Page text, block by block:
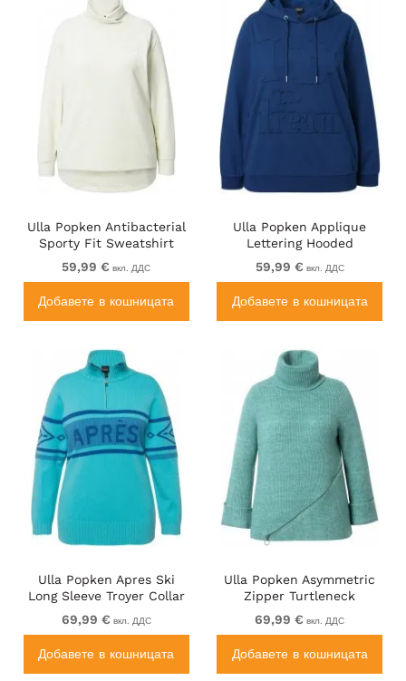
Ulla Popken Antibacterial
Sporty Fit Sweatshirt
Taupe
59,99 € вкл. ДДС
Добавете в кошницата
Ulla Popken Applique
Lettering Hooded
Sweatshirt Dark Blue
59,99 € вкл. ДДС
Добавете в кошницата
Ulla Popken Apres Ski
Long Sleeve Troyer Collar
Sweater Bright Turquoise
69,99 € вкл. ДДС
Добавете в кошницата
Ulla Popken Asymmetric
Zipper Turtleneck
Sweater Green
69,99 € вкл. ДДС
Добавете в кошницата